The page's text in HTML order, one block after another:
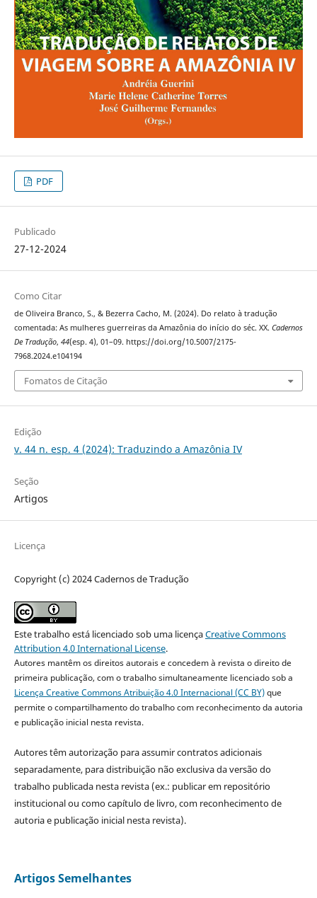
PDF
Publicado
27-12-2024
Como Citar
de Oliveira Branco, S., & Bezerra Cacho, M. (2024). Do relato à tradução
comentada: As mulheres guerreiras da Amazônia do início do séc. XX. Cadernos
De Tradução, 44(esp. 4), 01–09. https://doi.org/10.5007/2175-
7968.2024.e104194
Fomatos de Citação
Edição
v. 44 n. esp. 4 (2024): Traduzindo a Amazônia IV
Seção
Artigos
Licença
Copyright (c) 2024 Cadernos de Tradução
Este trabalho está licenciado sob uma licençaCreative Commons
Attribution 4.0 International License.
Autores mantêm os direitos autorais e concedem à revista o direito de
primeira publicação, com o trabalho simultaneamente licenciado sob a
Licença Creative Commons Atribuição 4.0 Internacional (CC BY)que
permite o compartilhamento do trabalho com reconhecimento da autoria
e publicação inicial nesta revista.
Autores têm autorização para assumir contratos adicionais
separadamente, para distribuição não exclusiva da versão do
trabalho publicada nesta revista (ex.: publicar em repositório
institucional ou como capítulo de livro, com reconhecimento de
autoria e publicação inicial nesta revista).
Artigos Semelhantes